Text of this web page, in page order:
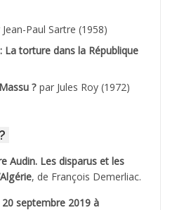
Paul Sartre (1958)
La torture dans la République
? par Jules Roy (1972)
Audin. Les disparus et les
, de François Demerliac.
septembre 2019 à